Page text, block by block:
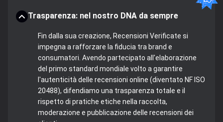
Trasparenza: nel nostro DNA da sempre
Fin dalla sua creazione, Recensioni Verificate si
impegna a rafforzare la fiducia tra brand e
consumatori. Avendo partecipato all'elaborazione
del primo standard mondiale volto a garantire
l'autenticità delle recensioni online (diventato NF ISO
20488), difendiamo una trasparenza totale e il
rispetto di pratiche etiche nella raccolta,
moderazione e pubblicazione delle recensioni dei